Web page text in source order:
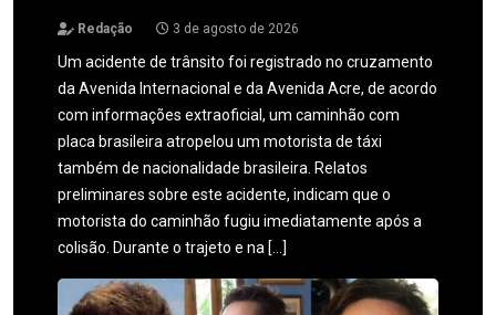
Redação 3 de agosto de 2026
Um acidente de trânsito foi registrado no cruzamento
da Avenida Internacional e da Avenida Acre, de acordo
com informações extraoficial, um caminhão com
placa brasileira atropelou um motorista de táxi
também de nacionalidade brasileira. Relatos
preliminares sobre este acidente, indicam que o
motorista do caminhão fugiu imediatamente após a
colisão. Durante o trajeto e na […]